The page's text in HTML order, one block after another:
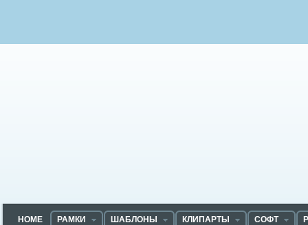
HOME РАМКИ ШАБЛОНЫ КЛИПАРТЫ СОФТ